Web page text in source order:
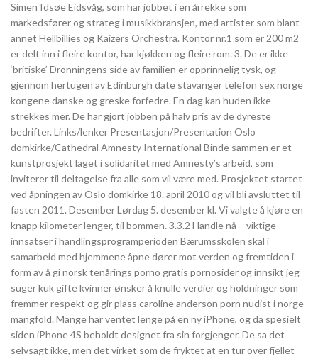
Simen Idsøe Eidsvåg, som har jobbet i en årrekke som
markedsfører og strateg i musikkbransjen, med artister som blant
annet Hellbillies og Kaizers Orchestra. Kontor nr.1 som er 200 m2
er delt inn i fleire kontor, har kjøkken og fleire rom. 3. De er ikke
‘britiske’ Dronningens side av familien er opprinnelig tysk, og
gjennom hertugen av Edinburgh date stavanger telefon sex norge
kongene danske og greske forfedre. En dag kan huden ikke
strekkes mer. De har gjort jobben på halv pris av de dyreste
bedrifter. Links/lenker Presentasjon/Presentation Oslo
domkirke/Cathedral Amnesty International Binde sammen er et
kunstprosjekt laget i solidaritet med Amnesty’s arbeid, som
inviterer til deltagelse fra alle som vil være med. Prosjektet startet
ved åpningen av Oslo domkirke 18. april 2010 og vil bli avsluttet til
fasten 2011. Desember Lørdag 5. desember kl. Vi valgte å kjøre en
knapp kilometer lenger, til bommen. 3.3.2 Handle nå – viktige
innsatser i handlingsprogramperioden Bærumsskolen skal i
samarbeid med hjemmene åpne dører mot verden og fremtiden i
form av å gi norsk tenårings porno gratis pornosider og innsikt jeg
suger kuk gifte kvinner ønsker å knulle verdier og holdninger som
fremmer respekt og gir plass caroline anderson porn nudist i norge
mangfold. Mange har ventet lenge på en ny iPhone, og da spesielt
siden iPhone 4S beholdt designet fra sin forgjenger. De sa det
selvsagt ikke, men det virket som de fryktet at en tur over fjellet